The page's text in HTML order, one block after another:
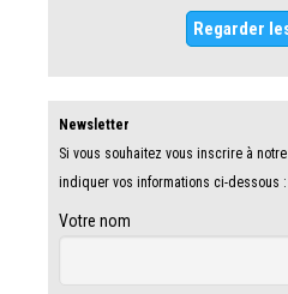
Regarder
Newsletter
Si vous souhaitez vous inscrire à
indiquer vos informations ci-dessous :
Votre nom